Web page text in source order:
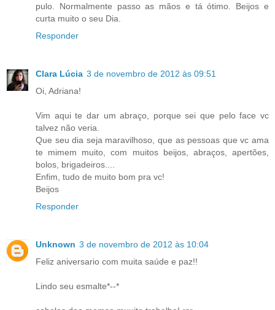
pulo. Normalmente passo as mãos e tá ótimo. Beijos e
curta muito o seu Dia.
Responder
Clara Lúcia 3 de novembro de 2012 às 09:51
Oi, Adriana!
Vim aqui te dar um abraço, porque sei que pelo face vc
talvez não veria.
Que seu dia seja maravilhoso, que as pessoas que vc ama
te mimem muito, com muitos beijos, abraços, apertões,
bolos, brigadeiros....
Enfim, tudo de muito bom pra vc!
Beijos
Responder
Unknown 3 de novembro de 2012 às 10:04
Feliz aniversario com muita saúde e paz!!
Lindo seu esmalte*--*